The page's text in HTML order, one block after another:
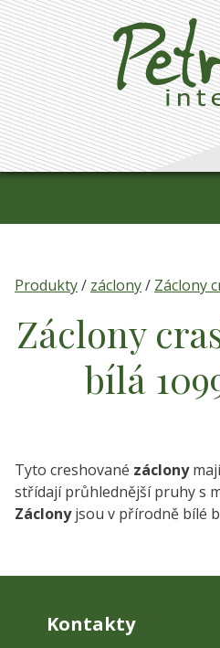
Produkty/ záclony/ Záclony
Záclony
bílá
Tyto creshované záclony
střídají průhlednější pruhy s
Záclonyjsou v přírodně bílé
Kontakty